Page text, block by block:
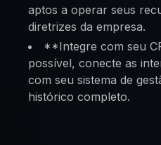
aptos a operar seus
diretrizes da empresa.
**Integre com seu
possível, conecte as
com seu sistema de
histórico completo.